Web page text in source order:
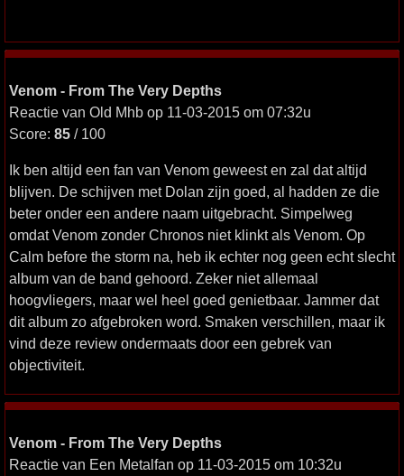
Venom - From The Very Depths
Reactie van Old Mhb op 11-03-2015 om 07:32u
Score: 85 / 100
Ik ben altijd een fan van Venom geweest en zal dat altijd
blijven. De schijven met Dolan zijn goed, al hadden ze die
beter onder een andere naam uitgebracht. Simpelweg
omdat Venom zonder Chronos niet klinkt als Venom. Op
Calm before the storm na, heb ik echter nog geen echt slecht
album van de band gehoord. Zeker niet allemaal
hoogvliegers, maar wel heel goed genietbaar. Jammer dat
dit album zo afgebroken word. Smaken verschillen, maar ik
vind deze review ondermaats door een gebrek van
objectiviteit.
Venom - From The Very Depths
Reactie van Een Metalfan op 11-03-2015 om 10:32u